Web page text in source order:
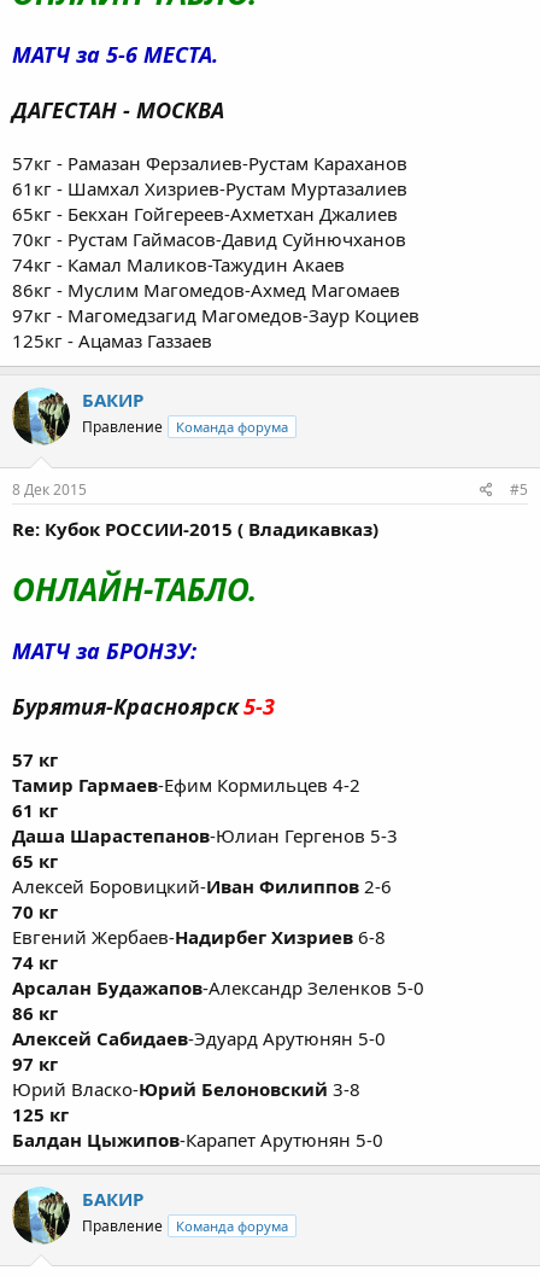
МАТЧ за 5-6 МЕСТА.
ДАГЕСТАН - МОСКВА
57кг - Рамазан Ферзалиев-Рустам Караханов
61кг - Шамхал Хизриев-Рустам Муртазалиев
65кг - Бекхан Гойгереев-Ахметхан Джалиев
70кг - Рустам Гаймасов-Давид Суйнючханов
74кг - Камал Маликов-Тажудин Акаев
86кг - Муслим Магомедов-Ахмед Магомаев
97кг - Магомедзагид Магомедов-Заур Коциев
125кг - Ацамаз Газзаев
БАКИР
Правление Команда форума
8 Дек 2015 #5
Re: Кубок РОССИИ-2015 ( Владикавказ)
ОНЛАЙН-ТАБЛО.
МАТЧ за БРОНЗУ:
Бурятия-Красноярск5-3
57 кг
Тамир Гармаев-Ефим Кормильцев 4-2
61 кг
Даша Шарастепанов-Юлиан Гергенов 5-3
65 кг
Алексей Боровицкий-Иван Филиппов 2-6
70 кг
Евгений Жербаев-Надирбег Хизриев 6-8
74 кг
Арсалан Будажапов-Александр Зеленков 5-0
86 кг
Алексей Сабидаев-Эдуард Арутюнян 5-0
97 кг
Юрий Власко-Юрий Белоновский 3-8
125 кг
Балдан Цыжипов-Карапет Арутюнян 5-0
БАКИР
Правление Команда форума